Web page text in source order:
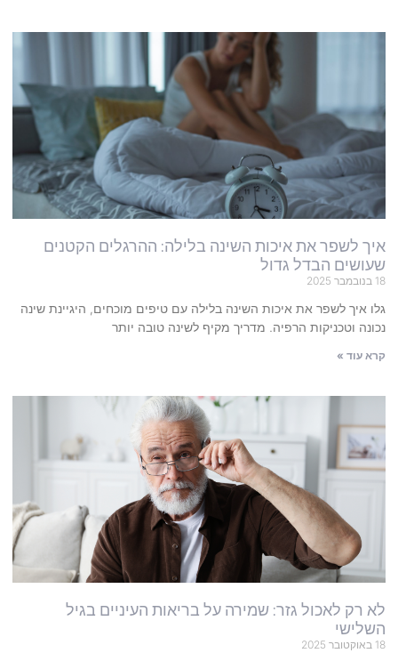
איך לשפר את איכות השינה בלילה: ההרגלים הקטנים
שעושים הבדל גדול
18 בנובמבר 2025
גלו איך לשפר את איכות השינה בלילה עם טיפים מוכחים, היגיינת שינה
נכונה וטכניקות הרפיה. מדריך מקיף לשינה טובה יותר
קרא עוד »
לא רק לאכול גזר: שמירה על בריאות העיניים בגיל
השלישי
18 באוקטובר 2025